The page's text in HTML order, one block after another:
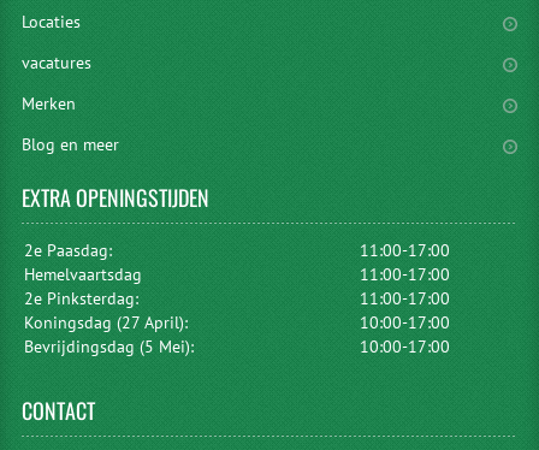
Locaties
vacatures
Merken
Blog en meer
EXTRAOPENINGSTIJDEN
2e Paasdag:
11:00-17:00
Hemelvaartsdag
11:00-17:00
2e Pinksterdag:
11:00-17:00
Koningsdag (27 April):
10:00-17:00
Bevrijdingsdag (5 Mei):
10:00-17:00
CONTACT